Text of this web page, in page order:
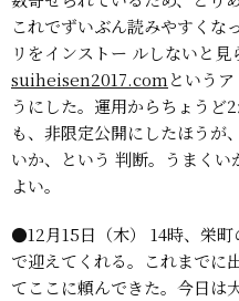
これでずいぶん読みやすくな
リをインストー ルしないと見
suiheisen2017.com という
うにした。運用からちょうど
も、非限定公開にしたほうが
いか、という 判断。うまくい
よい。
●12月15日（木）
14時、栄
で迎えてくれる。これまでに
てここに頼んできた。今日は